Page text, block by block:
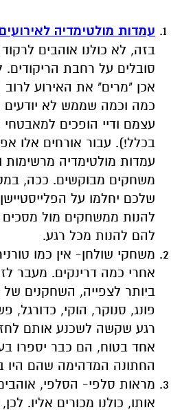
עמדות מולטימדיה לאירועים
בזה, לא כולנו אוהבים
סובלים על רחבת הריקודים.
אכן "מרים" את האירוע לרוב
כמה וכמה שממש לא
עצמם ודיי הופכים
בכלל!). עבור אורחים אלו
עמדות מולטימדיה מרשימות
משחקים מבוקשים. ככה,
שלכם יחלמו על
להנות ממשחקים מול מסכים
להם להנות מכל רגע.
משחקי שולחן- אין כמו
אחרי כמה דרינקים. מעבר
ביותר לצפייה, השחקנים של
פונג, סנוקר, הוקי, כדורגל,
רגע שקשה לשכנע אותם
אחד בטוח, הם כבר יספרו
החתונה המדהימה שהם היו
מראות סלפי- הסלפי,
אותו, כולנו מכורים אליו.